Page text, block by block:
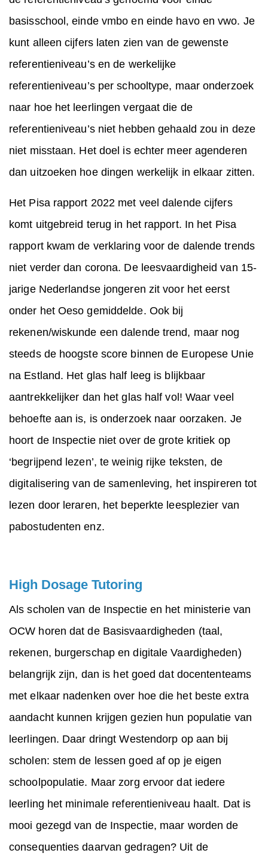
basisschool, einde vmbo en einde havo en vwo. Je
kunt alleen cijfers laten zien van de gewenste
referentieniveau’s en de werkelijke
referentieniveau’s per schooltype, maar onderzoek
naar hoe het leerlingen vergaat die de
referentieniveau’s niet hebben gehaald zou in deze
niet misstaan. Het doel is echter meer agenderen
dan uitzoeken hoe dingen werkelijk in elkaar zitten.
Het Pisa rapport 2022 met veel dalende cijfers
komt uitgebreid terug in het rapport. In het Pisa
rapport kwam de verklaring voor de dalende trends
niet verder dan corona. De leesvaardigheid van 15-
jarige Nederlandse jongeren zit voor het eerst
onder het Oeso gemiddelde. Ook bij
rekenen/wiskunde een dalende trend, maar nog
steeds de hoogste score binnen de Europese Unie
na Estland. Het glas half leeg is blijkbaar
aantrekkelijker dan het glas half vol! Waar veel
behoefte aan is, is onderzoek naar oorzaken. Je
hoort de Inspectie niet over de grote kritiek op
‘begrijpend lezen’, te weinig rijke teksten, de
digitalisering van de samenleving, het inspireren tot
lezen door leraren, het beperkte leesplezier van
pabostudenten enz.
High Dosage Tutoring
Als scholen van de Inspectie en het ministerie van
OCW horen dat de Basisvaardigheden (taal,
rekenen, burgerschap en digitale Vaardigheden)
belangrijk zijn, dan is het goed dat docententeams
met elkaar nadenken over hoe die het beste extra
aandacht kunnen krijgen gezien hun populatie van
leerlingen. Daar dringt Westendorp op aan bij
scholen: stem de lessen goed af op je eigen
schoolpopulatie. Maar zorg ervoor dat iedere
leerling het minimale referentieniveau haalt. Dat is
mooi gezegd van de Inspectie, maar worden de
consequenties daarvan gedragen? Uit de